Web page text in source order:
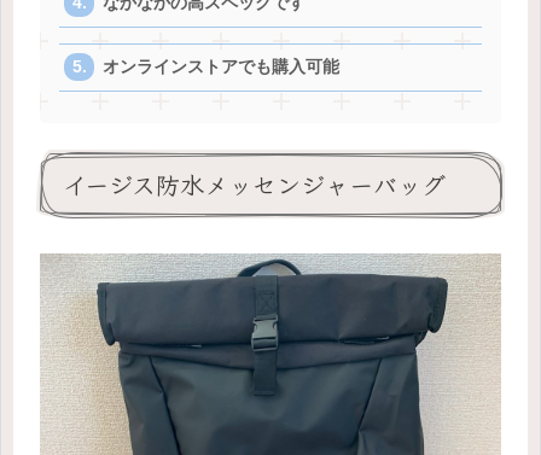
オンラインストアでも購入可能
イージス防水メッセンジャーバッグ